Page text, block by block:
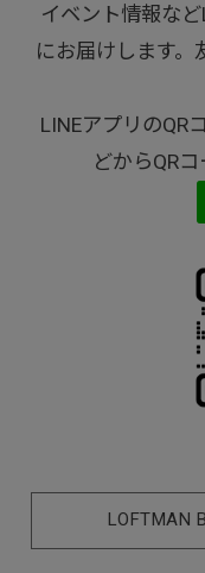
イベント情報な
にお届けします。
LINEアプリのQR
どからQR
LOFTMAN